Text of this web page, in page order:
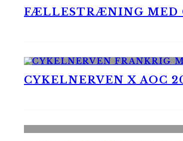
FÆLLESTRÆNING MED
CYKELNERVEN X AOC